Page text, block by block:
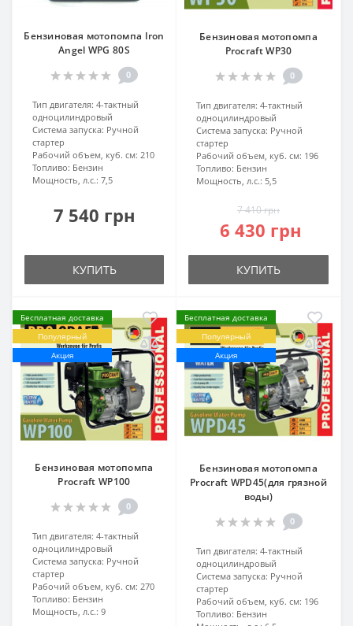
Бензиновая мотопомпа Iron
Angel WPG 80S
0
Тип двигателя: 4-тактный
одноцилиндровый
Система запуска: Ручной
стартер
Рабочий объем, куб. см: 210
Топливо: Бензин
Мощность, л.с.: 7,5
7 540 грн
КУПИТЬ
Бензиновая мотопомпа
Procraft WP30
0
Тип двигателя: 4-тактный
одноцилиндровый
Система запуска: Ручной
стартер
Рабочий объем, куб. см: 196
Топливо: Бензин
Мощность, л.с.: 5,5
7 410 грн
6 430 грн
КУПИТЬ
Бесплатная доставка
Популярный
Акция
Бензиновая мотопомпа
Procraft WP100
0
Тип двигателя: 4-тактный
одноцилиндровый
Система запуска: Ручной
стартер
Рабочий объем, куб. см: 270
Топливо: Бензин
Мощность, л.с.: 9
Бесплатная доставка
Популярный
Акция
Бензиновая мотопомпа
Procraft WPD45(для грязной
воды)
0
Тип двигателя: 4-тактный
одноцилиндровый
Система запуска: Ручной
стартер
Рабочий объем, куб. см: 196
Топливо: Бензин